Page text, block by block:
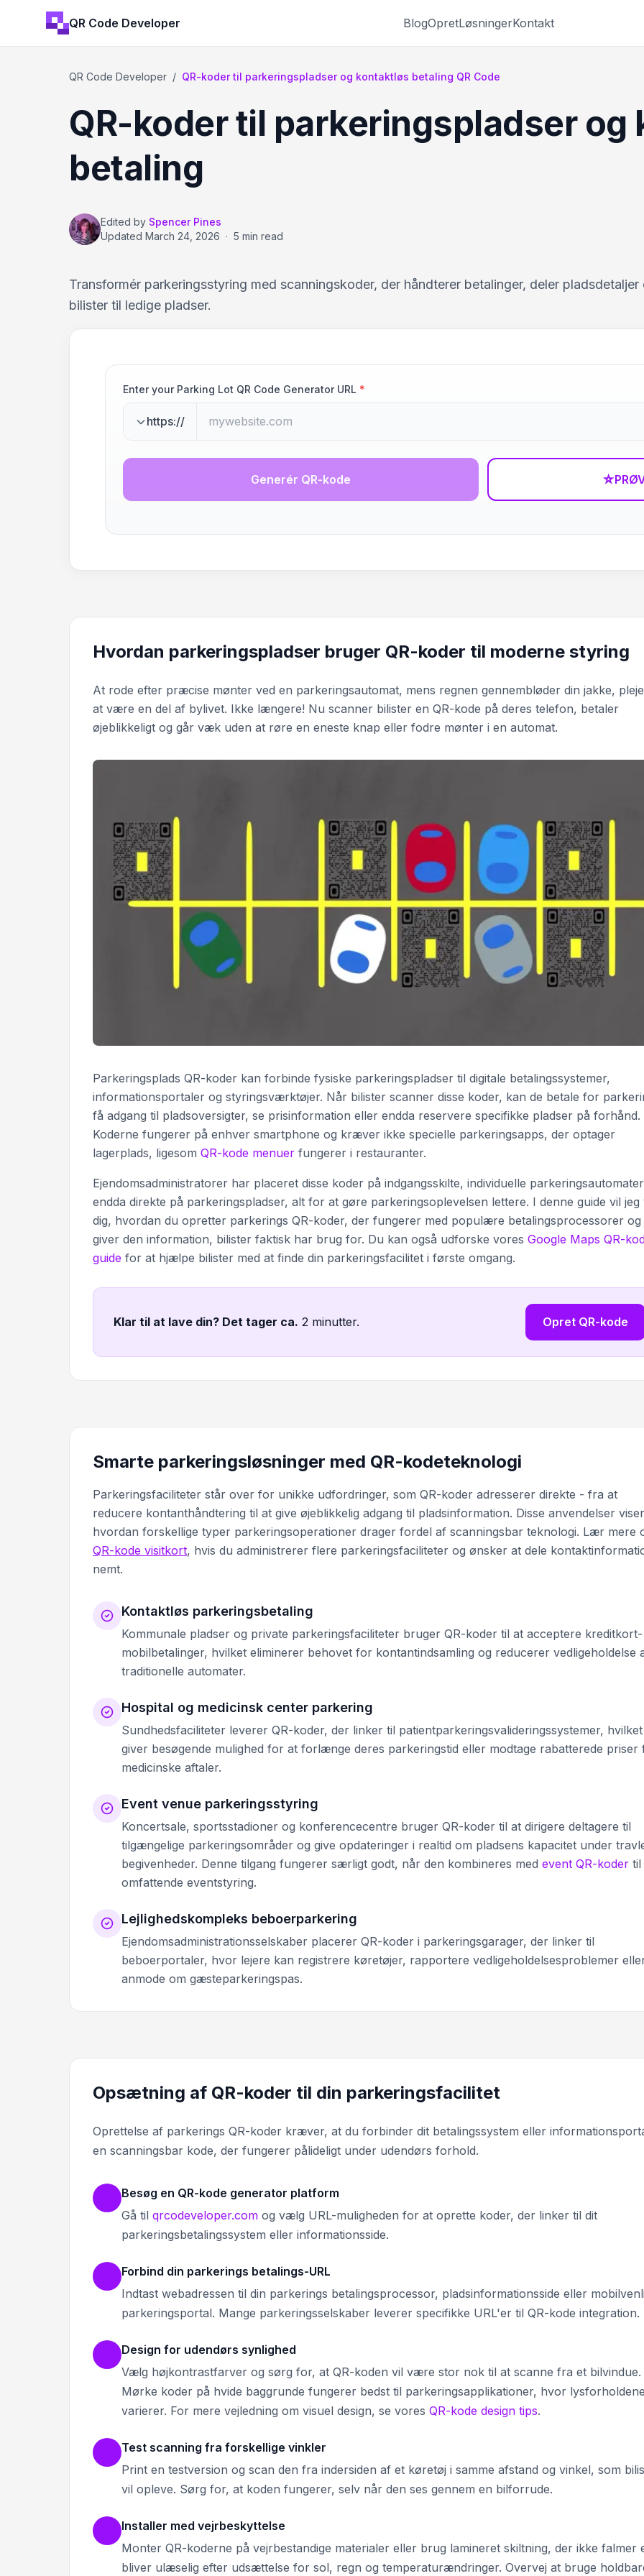
QR Code Developer BlogOpretLøsningerKontakt
QR Code Developer / QR-koder til parkeringspladser og kontaktløs betaling QR Code
QR-koder til parkeringspladser og
betaling
Edited by Spencer Pines
Updated March 24, 2026 · 5 min read
Transformér parkeringsstyring med scanningskoder, der håndterer betalinger, deler pladsdetaljer
bilister til ledige pladser.
Enter your Parking Lot QR Code Generator URL *
https://
Generér QR-kode ☆
Hvordan parkeringspladser bruger QR-koder til moderne styring
At rode efter præcise mønter ved en parkeringsautomat, mens regnen gennembløder din jakke,
at være en del af bylivet. Ikke længere! Nu scanner bilister en QR-kode på deres telefon, betaler
øjeblikkeligt og går væk uden at røre en eneste knap eller fodre mønter i en automat.
Parkeringsplads QR-koder kan forbinde fysiske parkeringspladser til digitale betalingssystemer,
informationsportaler og styringsværktøjer. Når bilister scanner disse koder, kan de betale for
få adgang til pladsoversigter, se prisinformation eller endda reservere specifikke pladser på forhånd.
Koderne fungerer på enhver smartphone og kræver ikke specielle parkeringsapps, der optager
lagerplads, ligesom QR-kode menuer fungerer i restauranter.
Ejendomsadministratorer har placeret disse koder på indgangsskilte, individuelle
endda direkte på parkeringspladser, alt for at gøre parkeringsoplevelsen lettere. I denne guide vil jeg
dig, hvordan du opretter parkerings QR-koder, der fungerer med populære betalingsprocessorer og
giver den information, bilister faktisk har brug for. Du kan også udforske vores Google Maps QR-
guide for at hjælpe bilister med at finde din parkeringsfacilitet i første omgang.
Klar til at lave din? Det tager ca. 2 minutter. Opret QR-kode
Smarte parkeringsløsninger med QR-kodeteknologi
Parkeringsfaciliteter står over for unikke udfordringer, som QR-koder adresserer direkte - fra at
reducere kontanthåndtering til at give øjeblikkelig adgang til pladsinformation. Disse anvendelser
hvordan forskellige typer parkeringsoperationer drager fordel af scanningsbar teknologi. Lær mere
QR-kode visitkort, hvis du administrerer flere parkeringsfaciliteter og ønsker at dele
nemt.
Kontaktløs parkeringsbetaling
Kommunale pladser og private parkeringsfaciliteter bruger QR-koder til at acceptere
mobilbetalinger, hvilket eliminerer behovet for kontantindsamling og reducerer vedligeholdelse
traditionelle automater.
Hospital og medicinsk center parkering
Sundhedsfaciliteter leverer QR-koder, der linker til patientparkeringsvalideringssystemer, hvilket
giver besøgende mulighed for at forlænge deres parkeringstid eller modtage rabatterede priser
medicinske aftaler.
Event venue parkeringsstyring
Koncertsale, sportsstadioner og konferencecentre bruger QR-koder til at dirigere deltagere til
tilgængelige parkeringsområder og give opdateringer i realtid om pladsens kapacitet under
begivenheder. Denne tilgang fungerer særligt godt, når den kombineres med event QR-koder til
omfattende eventstyring.
Lejlighedskompleks beboerparkering
Ejendomsadministrationsselskaber placerer QR-koder i parkeringsgarager, der linker til
beboerportaler, hvor lejere kan registrere køretøjer, rapportere vedligeholdelsesproblemer
anmode om gæsteparkeringspas.
Opsætning af QR-koder til din parkeringsfacilitet
Oprettelse af parkerings QR-koder kræver, at du forbinder dit betalingssystem eller
en scanningsbar kode, der fungerer pålideligt under udendørs forhold.
Besøg en QR-kode generator platform
Gå til qrcodeveloper.com og vælg URL-muligheden for at oprette koder, der linker til dit
parkeringsbetalingssystem eller informationsside.
Forbind din parkerings betalings-URL
Indtast webadressen til din parkerings betalingsprocessor, pladsinformationsside eller
parkeringsportal. Mange parkeringsselskaber leverer specifikke URL'er til QR-kode integration.
Design for udendørs synlighed
Vælg højkontrastfarver og sørg for, at QR-koden vil være stor nok til at scanne fra et bilvindue.
Mørke koder på hvide baggrunde fungerer bedst til parkeringsapplikationer, hvor lysforholdene
varierer. For mere vejledning om visuel design, se vores QR-kode design tips.
Test scanning fra forskellige vinkler
Print en testversion og scan den fra indersiden af et køretøj i samme afstand og vinkel, som
vil opleve. Sørg for, at koden fungerer, selv når den ses gennem en bilforrude.
Installer med vejrbeskyttelse
Monter QR-koderne på vejrbestandige materialer eller brug lamineret skiltning, der ikke falmer
bliver ulæselig efter udsættelse for sol, regn og temperaturændringer. Overvej at bruge